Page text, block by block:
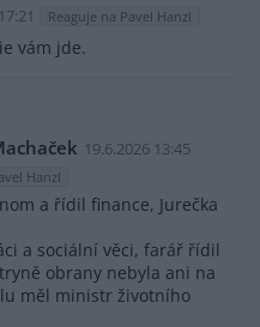
Reaguje na Pavel Hanzl
vám jde.
19.6.2026 13:45
Hanzl
a řídil finance, Jurečka
a sociální věci, farář řídil
obrany nebyla ani na
měl ministr životního